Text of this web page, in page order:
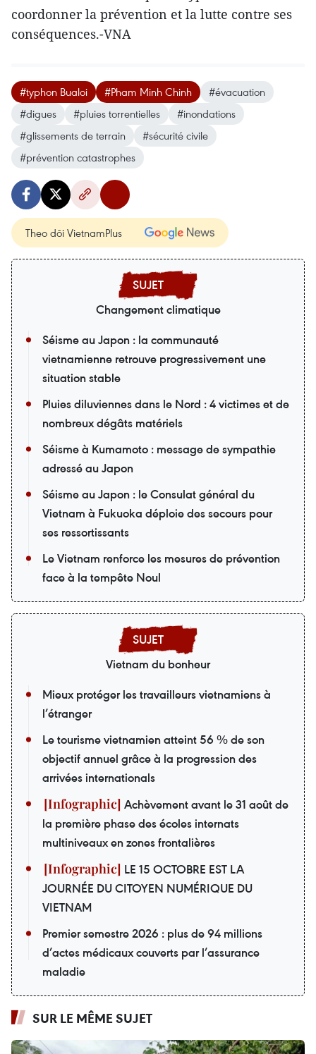
coordonner la prévention et la lutte contre ses
conséquences.-VNA
#typhon Bualoi #Pham Minh Chinh
#évacuation
#digues
#pluies torrentielles
#inondations
#glissements de terrain
#sécurité civile
#prévention catastrophes
Theo dõi VietnamPlus
Changement climatique
Séisme au Japon : la communauté
vietnamienne retrouve progressivement une
situation stable
Pluies diluviennes dans le Nord : 4 victimes et de
nombreux dégâts matériels
Séisme à Kumamoto : message de sympathie
adressé au Japon
Séisme au Japon : le Consulat général du
Vietnam à Fukuoka déploie des secours pour
ses ressortissants
Le Vietnam renforce les mesures de prévention
face à la tempête Noul
Vietnam du bonheur
Mieux protéger les travailleurs vietnamiens à
l’étranger
Le tourisme vietnamien atteint 56 % de son
objectif annuel grâce à la progression des
arrivées internationals
Achèvement avant le 31 août de
la première phase des écoles internats
multiniveaux en zones frontalières
LE 15 OCTOBRE EST LA
JOURNÉE DU CITOYEN NUMÉRIQUE DU
VIETNAM
Premier semestre 2026 : plus de 94 millions
d’actes médicaux couverts par l’assurance
maladie
SUR LE MÊME SUJET